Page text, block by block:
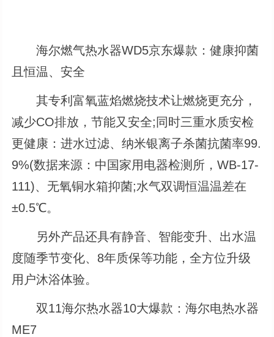
海尔燃气热水器WD5京东爆款：健康抑菌
且恒温、安全
其专利富氧蓝焰燃烧技术让燃烧更充分，
减少CO排放，节能又安全;同时三重水质安检
更健康：进水过滤、纳米银离子杀菌抗菌率99.
9%(数据来源：中国家用电器检测所，WB-17-
111)、无氧铜水箱抑菌;水气双调恒温温差在
±0.5℃。
另外产品还具有静音、智能变升、出水温
度随季节变化、8年质保等功能，全方位升级
用户沐浴体验。
双11海尔热水器10大爆款：海尔电热水器
ME7